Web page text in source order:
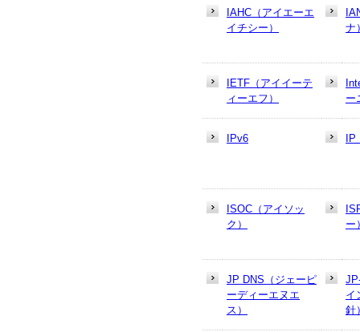
IAHC（アイエーエ
イチシー）
ナ
IETF（アイイーテ
ィーエフ）
ー
IPv6
ISOC（アイソッ
ク）
ー
JP DNS（ジェーピ
ーディーエヌエ
ス）
イ
針